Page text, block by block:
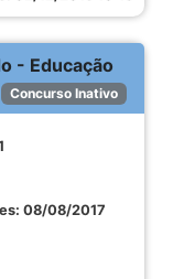
- Educação
Concurso Inativo
08/08/2017